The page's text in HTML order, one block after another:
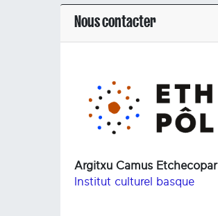
Nous contacter
Argitxu Camus Etchecopar
Institut culturel basque